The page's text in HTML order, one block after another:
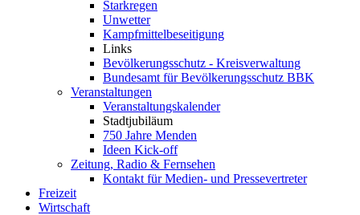
Starkregen
Unwetter
Kampfmittelbeseitigung
Links
Bevölkerungsschutz - Kreisverwaltung
Bundesamt für Bevölkerungsschutz BBK
Veranstaltungen
Veranstaltungskalender
Stadtjubiläum
750 Jahre Menden
Ideen Kick-off
Zeitung, Radio & Fernsehen
Kontakt für Medien- und Pressevertreter
Freizeit
Wirtschaft